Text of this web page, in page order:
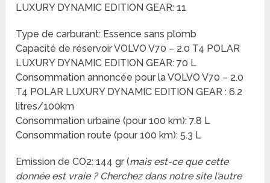
LUXURY DYNAMIC EDITION GEAR: 11
Type de carburant: Essence sans plomb
Capacité de réservoir VOLVO V70 – 2.0 T4 POLAR
LUXURY DYNAMIC EDITION GEAR: 70 L
Consommation annoncée pour la VOLVO V70 – 2.0
T4 POLAR LUXURY DYNAMIC EDITION GEAR : 6.2
litres/100km
Consommation urbaine (pour 100 km): 7.8 L
Consommation route (pour 100 km): 5.3 L
Emission de CO2: 144 gr (mais est-ce que cette
donnée est vraie ? Cherchez dans notre site l’autre